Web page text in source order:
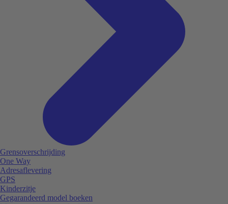
Grensoverschrijding
One Way
Adresaflevering
GPS
Kinderzitje
Gegarandeerd model boeken